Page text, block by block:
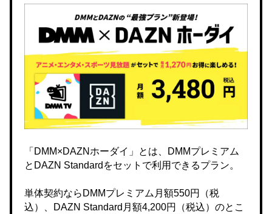
「DMM×DAZNホーダイ」とは、DMMプレミアム
とDAZN Standardをセットで利用できるプラン。
単体契約ならDMMプレミアム月額550円（税
込）、DAZN Standard月額4,200円（税込）のとこ